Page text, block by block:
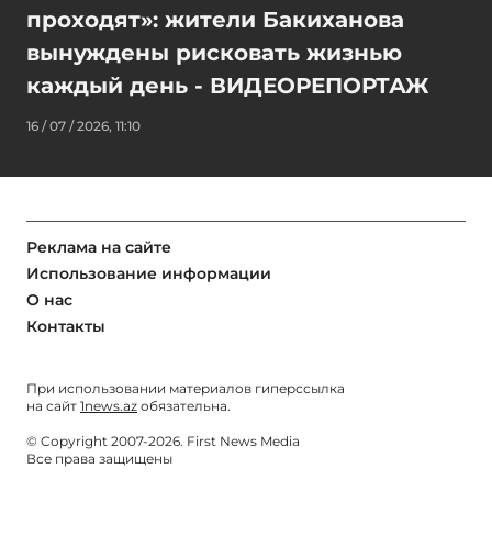
проходят»: жители Бакиханова
вынуждены рисковать жизнью
каждый день - ВИДЕОРЕПОРТАЖ
16 / 07 / 2026, 11:10
Реклама на сайте
Использование информации
О нас
Контакты
При использовании материалов гиперссылка
на сайт 1news.az обязательна.
© Copyright 2007-2026. First News Media
Все права защищены